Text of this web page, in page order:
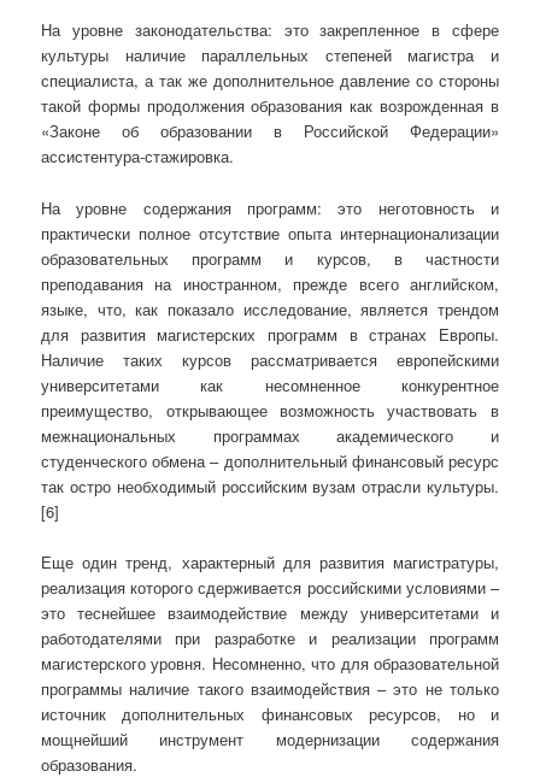
На уровне законодательства: это закрепленное в сфере
культуры наличие параллельных степеней магистра и
специалиста, а так же дополнительное давление со стороны
такой формы продолжения образования как возрожденная в
«Законе об образовании в Российской Федерации»
ассистентура-стажировка.
На уровне содержания программ: это неготовность и
практически полное отсутствие опыта интернационализации
образовательных программ и курсов, в частности
преподавания на иностранном, прежде всего английском,
языке, что, как показало исследование, является трендом
для развития магистерских программ в странах Европы.
Наличие таких курсов рассматривается европейскими
университетами как несомненное конкурентное
преимущество, открывающее возможность участвовать в
межнациональных программах академического и
студенческого обмена – дополнительный финансовый ресурс
так остро необходимый российским вузам отрасли культуры.
[6]
Еще один тренд, характерный для развития магистратуры,
реализация которого сдерживается российскими условиями –
это теснейшее взаимодействие между университетами и
работодателями при разработке и реализации программ
магистерского уровня. Несомненно, что для образовательной
программы наличие такого взаимодействия – это не только
источник дополнительных финансовых ресурсов, но и
мощнейший инструмент модернизации содержания
образования.